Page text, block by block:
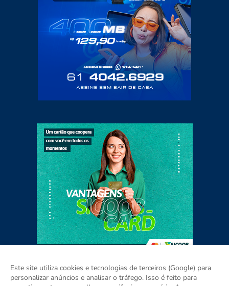
Este site utiliza cookies e tecnologias de terceiros (Google) para
personalizar anúncios e analisar o tráfego. Isso é feito para